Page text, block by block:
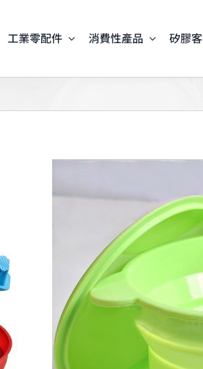
工業零配件 消費性產品 矽膠